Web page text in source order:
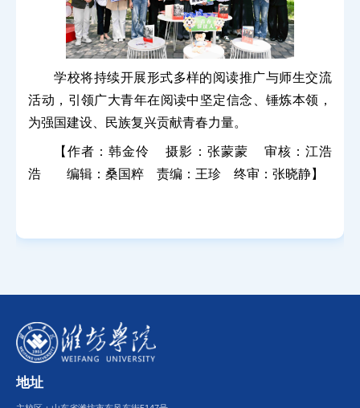
学校将持续开展形式多样的阅读推广与师生交流
活动，引领广大青年在阅读中坚定信念、锤炼本领，
为强国建设、民族复兴贡献青春力量。
【作者：韩金伶 摄影：张蒙蒙 审核：江浩
浩 编辑：桑国粹 责编：王珍 终审：张晓静】
地址